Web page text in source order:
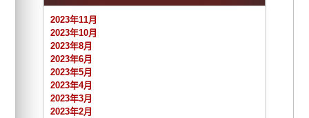
2023年11月
2023年10月
2023年8月
2023年6月
2023年5月
2023年4月
2023年3月
2023年2月